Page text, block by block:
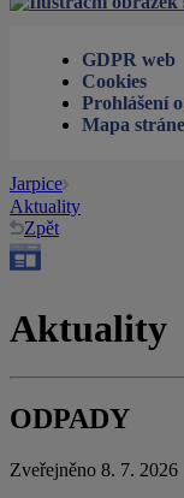
GDPR web
Cookies
Prohlášení
Mapa
Jarpice
Aktuality
Zpět
Aktuality
ODPADY
Zveřejněno 8. 7. 2026